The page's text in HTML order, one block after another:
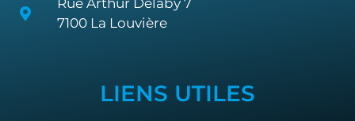
Rue Arthur Delaby 7
7100 La Louvière
LIENS UTILES